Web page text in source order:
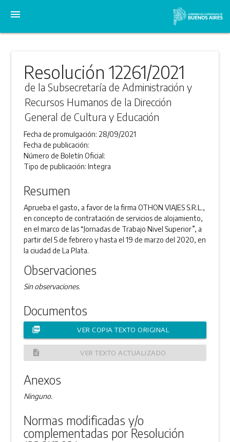
menu
Resolución 12261/2021
de la Subsecretaría de Administración y
Recursos Humanos de la Dirección
General de Cultura y Educación
Fecha de promulgación: 28/09/2021
Fecha de publicación:
Número de Boletín Oficial:
Tipo de publicación:Integra
Resumen
Aprueba el gasto, a favor de la firma OTHON VIAJES S.R.L.,
en concepto de contratación de servicios de alojamiento,
en el marco de las “Jornadas de Trabajo Nivel Superior”, a
partir del 5 de febrero y hasta el 19 de marzo del 2020, en
la ciudad de La Plata.
Observaciones
Sin observaciones.
Documentos
picture_as_pdf VER COPIA TEXTO ORIGINAL
description VER TEXTO ACTUALIZADO
Anexos
Ninguno.
Normas modificadas y/o
complementadas por Resolución